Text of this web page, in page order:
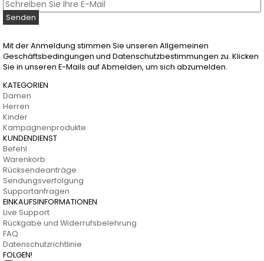
Senden
Mit der Anmeldung stimmen Sie unseren Allgemeinen
Geschäftsbedingungen und Datenschutzbestimmungen zu. Klicken
Sie in unseren E-Mails auf Abmelden, um sich abzumelden.
KATEGORIEN
Damen
Herren
Kinder
Kampagnenprodukte
KUNDENDIENST
Befehl
Warenkorb
Rücksendeanträge
Sendungsverfolgung
Supportanfragen
EINKAUFSINFORMATIONEN
Live Support
Rückgabe und Widerrufsbelehrung
FAQ
Datenschutzrichtlinie
FOLGEN!